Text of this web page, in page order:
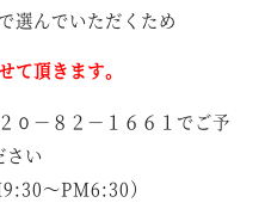
選んでいただくため
て頂きます。
０－８２－１６６１でご予
さい
～PM6:30）